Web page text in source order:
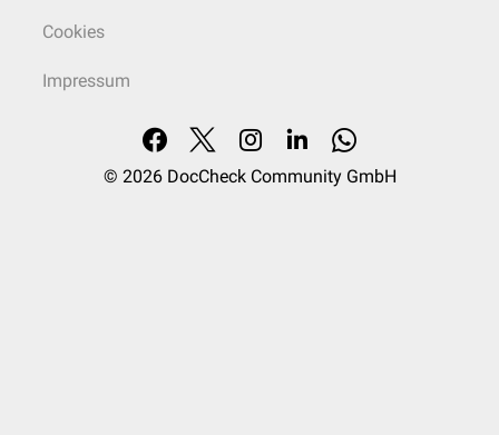
Cookies
Impressum
© 2026 DocCheck Community GmbH